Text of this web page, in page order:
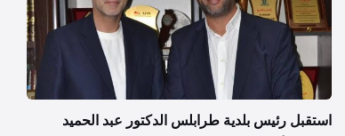
استقبل رئيس بلدية طرابلس الدكتور عبد الحميد